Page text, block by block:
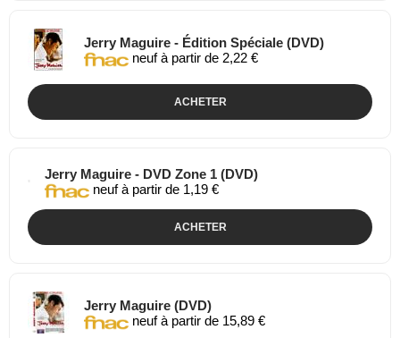
Jerry Maguire - Édition Spéciale (DVD)
neuf à partir de 2,22 €
ACHETER
Jerry Maguire - DVD Zone 1 (DVD)
neuf à partir de 1,19 €
ACHETER
Jerry Maguire (DVD)
neuf à partir de 15,89 €